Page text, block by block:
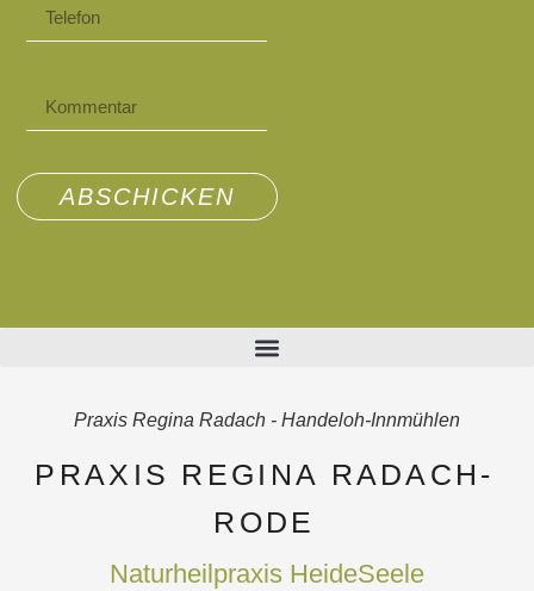
ABSCHICKEN
Praxis Regina Radach - Handeloh-Innmühlen
PRAXIS REGINA RADACH-
RODE
Naturheilpraxis HeideSeele